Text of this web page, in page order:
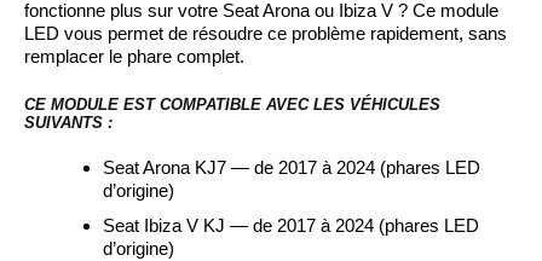
fonctionne plus sur votre Seat Arona ou Ibiza V ? Ce module
LED vous permet de résoudre ce problème rapidement, sans
remplacer le phare complet.
CE MODULE EST COMPATIBLE AVEC LES VÉHICULES
SUIVANTS :
Seat Arona KJ7 — de 2017 à 2024 (phares LED
d’origine)
Seat Ibiza V KJ — de 2017 à 2024 (phares LED
d’origine)